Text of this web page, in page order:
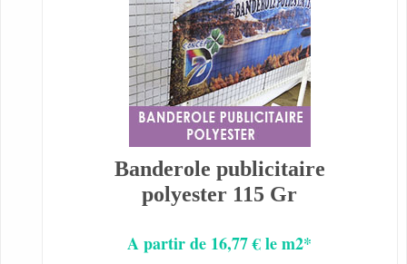
Banderole publicitaire
polyester 115 Gr
A partir de 16,77 € le m2*